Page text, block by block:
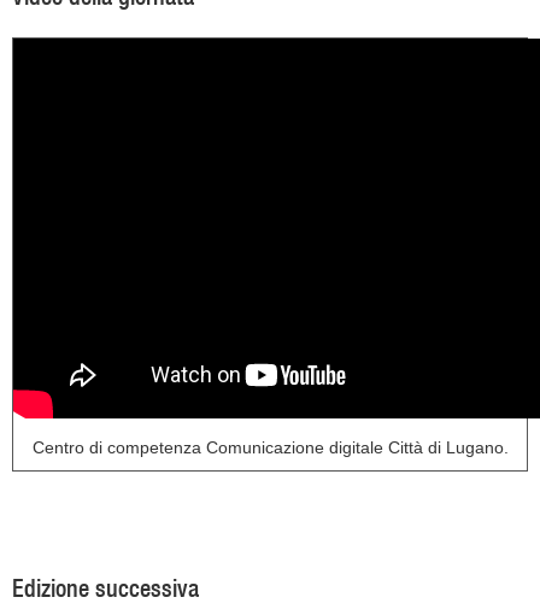
Centro di competenza Comunicazione digitale Città di Lugano.
Edizione successiva